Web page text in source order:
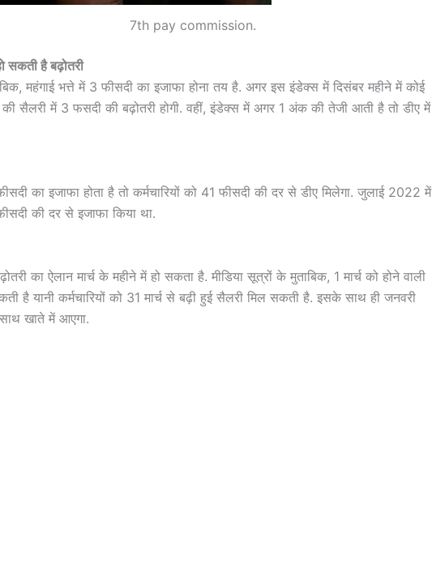
7th pay commission.
सकती है बढ़ोतरी
महंगाई भत्ते में 3 फीसदी का इजाफा होना तय है. अगर इस इंडेक्स में दिसंबर महीने में कोई
की सैलरी में 3 फसदी की बढ़ोतरी होगी. वहीं, इंडेक्स में अगर 1 अंक की तेजी आती है तो डीए में
का इजाफा होता है तो कर्मचारियों को 41 फीसदी की दर से डीए मिलेगा. जुलाई 2022 में
की दर से इजाफा किया था.
का ऐलान मार्च के महीने में हो सकता है. मीडिया सूत्रों के मुताबिक, 1 मार्च को होने वाली
है यानी कर्मचारियों को 31 मार्च से बढ़ी हुई सैलरी मिल सकती है. इसके साथ ही जनवरी
खाते में आएगा.